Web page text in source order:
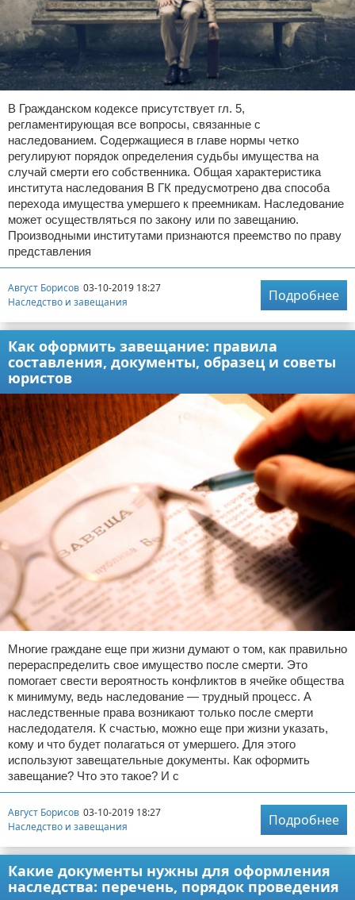
В Гражданском кодексе присутствует гл. 5,
регламентирующая все вопросы, связанные с
наследованием. Содержащиеся в главе нормы четко
регулируют порядок определения судьбы имущества на
случай смерти его собственника. Общая характеристика
института наследования В ГК предусмотрено два способа
перехода имущества умершего к преемникам. Наследование
может осуществляться по закону или по завещанию.
Производными институтами признаются преемство по праву
представления
Август Борисов 03-10-2019 18:27
Наследство и завещания
Подробнее
Как оформить завещание: правила
составления, документы, образец и советы
юристов
Многие граждане еще при жизни думают о том, как правильно
перераспределить свое имущество после смерти. Это
помогает свести вероятность конфликтов в ячейке общества
к минимуму, ведь наследование — трудный процесс. А
наследственные права возникают только после смерти
наследодателя. К счастью, можно еще при жизни указать,
кому и что будет полагаться от умершего. Для этого
используют завещательные документы. Как оформить
завещание? Что это такое? И с
Август Борисов 03-10-2019 18:27
Наследство и завещания
Подробнее
Какие документы нужны для оформления
наследства: перечень, порядок проведения